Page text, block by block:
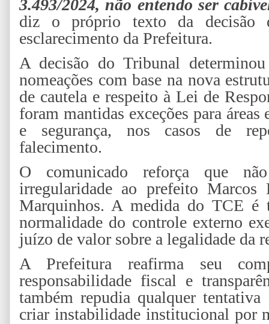
3.493/2024, não entendo ser
diz o próprio texto da decisão
esclarecimento da Prefeitura.
A decisão do Tribunal
nomeações com base na nova
de cautela e respeito à Lei de
foram mantidas exceções para áreas
e segurança, nos casos de
falecimento.
O comunicado reforça que
irregularidade ao prefeito
Marquinhos. A medida do TCE é
normalidade do controle externo
juízo de valor sobre a legalidade da
A Prefeitura reafirma seu
responsabilidade fiscal e
também repudia qualquer
criar instabilidade institucional por